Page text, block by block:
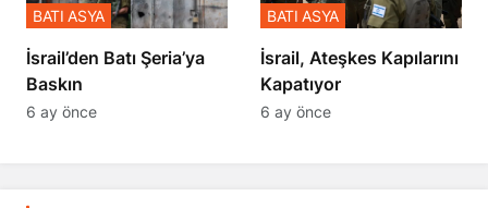
​​​​​​​İsrail’den Batı Şeria’ya
Baskın
BATI ASYA
6 ay önce
İsrail, Ateşkes Kapılarını
Kapatıyor
BATI ASYA
6 ay önce